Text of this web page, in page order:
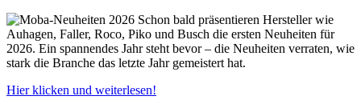
Schon bald präsentieren Hersteller wie
Auhagen, Faller, Roco, Piko und Busch die ersten Neuheiten für
2026. Ein spannendes Jahr steht bevor – die Neuheiten verraten, wie
stark die Branche das letzte Jahr gemeistert hat.
Hier klicken und weiterlesen!